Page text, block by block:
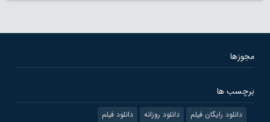
مجوزها
برچسب ها
دانلود رایگان فیلم دانلود روزانه دانلود فیلم